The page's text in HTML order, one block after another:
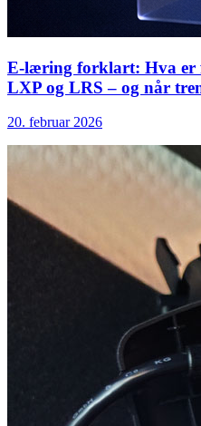
E-læring forklart: Hva er
LXP og LRS – og når
20. februar 2026